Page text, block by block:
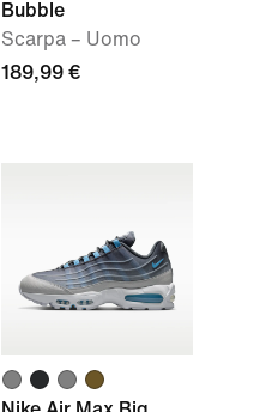
Bubble
Scarpa – Uomo
189,99 €